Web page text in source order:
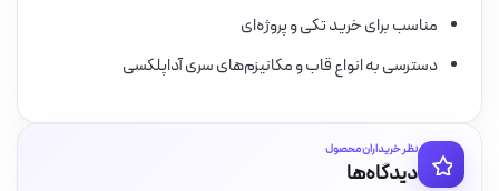
مناسب برای خرید تکی و پروژه‌ای
دسترسی به انواع قاب و مکانیزم‌های سری آداپلکسی
نظر خریداران محصول
دیدگاه‌ها